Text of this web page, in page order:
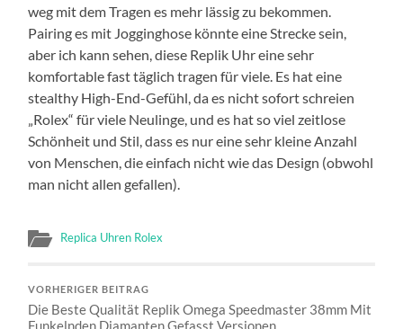
weg mit dem Tragen es mehr lässig zu bekommen.
Pairing es mit Jogginghose könnte eine Strecke sein,
aber ich kann sehen, diese Replik Uhr eine sehr
komfortable fast täglich tragen für viele. Es hat eine
stealthy High-End-Gefühl, da es nicht sofort schreien
„Rolex“ für viele Neulinge, und es hat so viel zeitlose
Schönheit und Stil, dass es nur eine sehr kleine Anzahl
von Menschen, die einfach nicht wie das Design (obwohl
man nicht allen gefallen).
Replica Uhren Rolex
VORHERIGER BEITRAG
Die Beste Qualität Replik Omega Speedmaster 38mm Mit
Funkelnden Diamanten Gefasst Versionen